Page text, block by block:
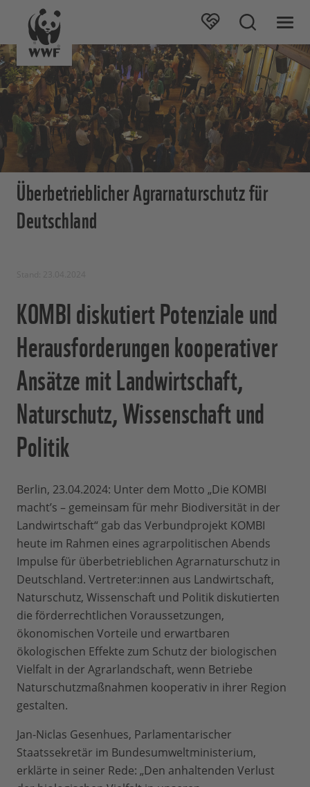
Überbetrieblicher Agrarnaturschutz für
Deutschland
KOMBI diskutiert Potenziale und
Herausforderungen kooperativer
Ansätze mit Landwirtschaft,
Naturschutz, Wissenschaft und
Politik
Berlin, 23.04.2024: Unter dem Motto „Die KOMBI
macht’s – gemeinsam für mehr Biodiversität in der
Landwirtschaft“ gab das Verbundprojekt KOMBI
heute im Rahmen eines agrarpolitischen Abends
Impulse für überbetrieblichen Agrarnaturschutz in
Deutschland. Vertreter:innen aus Landwirtschaft,
Naturschutz, Wissenschaft und Politik diskutierten
die förderrechtlichen Voraussetzungen,
ökonomischen Vorteile und erwartbaren
ökologischen Effekte zum Schutz der biologischen
Vielfalt in der Agrarlandschaft, wenn Betriebe
Naturschutzmaßnahmen kooperativ in ihrer Region
gestalten.
Jan-Niclas Gesenhues, Parlamentarischer
Staatssekretär im Bundesumweltministerium,
erklärte in seiner Rede: „Den anhaltenden Verlust